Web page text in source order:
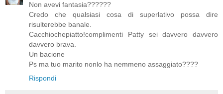
Non avevi fantasia??????
Credo che qualsiasi cosa di superlativo possa dire
risulterebbe banale.
Cacchiochepiatto!complimenti Patty sei davvero davvero
davvero brava.
Un bacione
Ps ma tuo marito nonlo ha nemmeno assaggiato????
Rispondi